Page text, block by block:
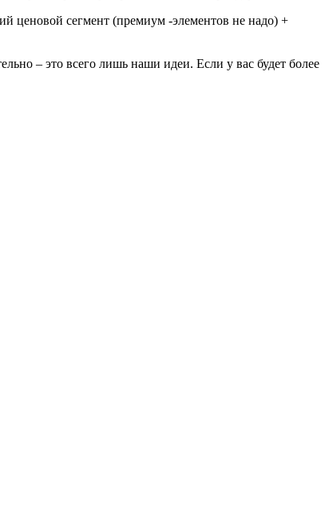
ценовой сегмент (премиум -элементов не надо) +
– это всего лишь наши идеи. Если у вас будет более